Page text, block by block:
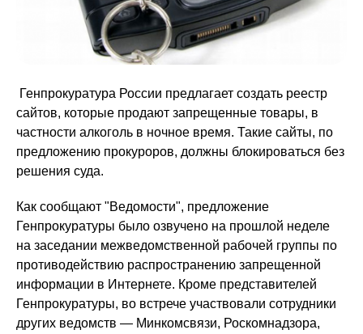
Генпрокуратура России предлагает создать реестр
сайтов, которые продают запрещенные товары, в
частности алкоголь в ночное время. Такие сайты, по
предложению прокуроров, должны блокироваться без
решения суда.
Как сообщают "Ведомости", предложение
Генпрокуратуры было озвучено на прошлой неделе
на заседании межведомственной рабочей группы по
противодействию распространению запрещенной
информации в Интернете. Кроме представителей
Генпрокуратуры, во встрече участвовали сотрудники
других ведомств — Минкомсвязи, Роскомнадзора,